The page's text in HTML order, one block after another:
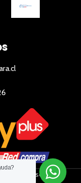
reservados